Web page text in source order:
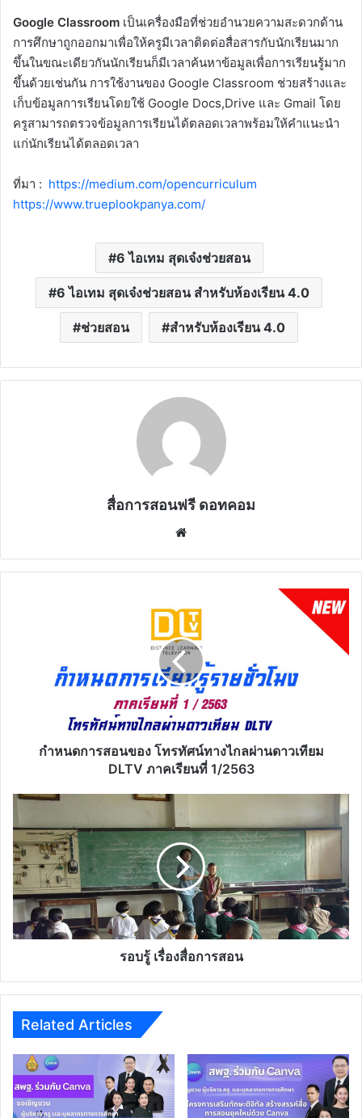
Google Classroom เป็นเครื่องมือที่ช่วยอำนวยความสะดวกด้าน
การศึกษาถูกออกมาเพื่อให้ครูมีเวลาติดต่อสื่อสารกับนักเรียนมาก
ขึ้นในขณะเดียวกันนักเรียนก็มีเวลาค้นหาข้อมูลเพื่อการเรียนรู้มาก
ขึ้นด้วยเช่นกัน การใช้งานของ Google Classroom ช่วยสร้างและ
เก็บข้อมูลการเรียนโดยใช้ Google Docs,Drive และ Gmail โดย
ครูสามารถตรวจข้อมูลการเรียนได้ตลอดเวลาพร้อมให้คำแนะนำ
แก่นักเรียนได้ตลอดเวลา
ที่มา : https://medium.com/opencurriculum
https://www.trueplookpanya.com/
6 ไอเทม สุดเจ๋งช่วยสอน
6 ไอเทม สุดเจ๋งช่วยสอน สำหรับห้องเรียน 4.0
ช่วยสอน สำหรับห้องเรียน 4.0
สื่อการสอนฟรี ดอทคอม
1/2563
กำหนดการสอนของ โทรทัศน์ทางไกลผ่านดาวเทียม
DLTV ภาคเรียนที่ 1/2563
รอบรู้
การ
สอน
รอบรู้ เรื่องสื่อการสอน
Related Articles